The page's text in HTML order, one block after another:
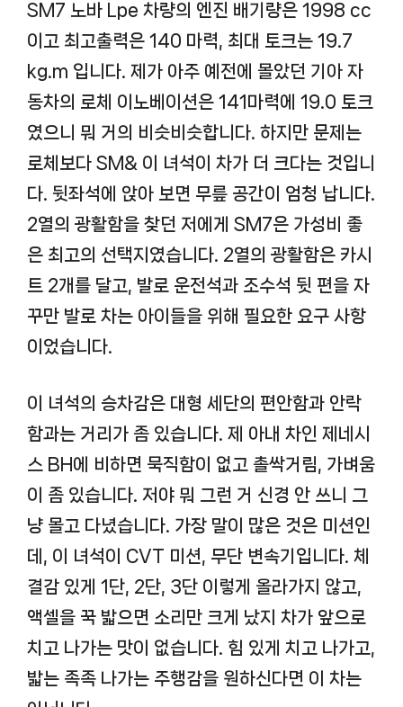
SM7 노바 Lpe 차량의 엔진 배기량은 1998 cc
이고 최고출력은 140 마력, 최대 토크는 19.7
kg.m 입니다. 제가 아주 예전에 몰았던 기아 자
동차의 로체 이노베이션은 141마력에 19.0 토크
였으니 뭐 거의 비슷비슷합니다. 하지만 문제는
로체보다 SM& 이 녀석이 차가 더 크다는 것입니
다. 뒷좌석에 앉아 보면 무릎 공간이 엄청 납니다.
2열의 광활함을 찾던 저에게 SM7은 가성비 좋
은 최고의 선택지였습니다. 2열의 광활함은 카시
트 2개를 달고, 발로 운전석과 조수석 뒷 편을 자
꾸만 발로 차는 아이들을 위해 필요한 요구 사항
이었습니다.
이 녀석의 승차감은 대형 세단의 편안함과 안락
함과는 거리가 좀 있습니다. 제 아내 차인 제네시
스 BH에 비하면 묵직함이 없고 촐싹거림, 가벼움
이 좀 있습니다. 저야 뭐 그런 거 신경 안 쓰니 그
냥 몰고 다녔습니다. 가장 말이 많은 것은 미션인
데, 이 녀석이 CVT 미션, 무단 변속기입니다. 체
결감 있게 1단, 2단, 3단 이렇게 올라가지 않고,
액셀을 꾹 밟으면 소리만 크게 났지 차가 앞으로
치고 나가는 맛이 없습니다. 힘 있게 치고 나가고,
밟는 족족 나가는 주행감을 원하신다면 이 차는